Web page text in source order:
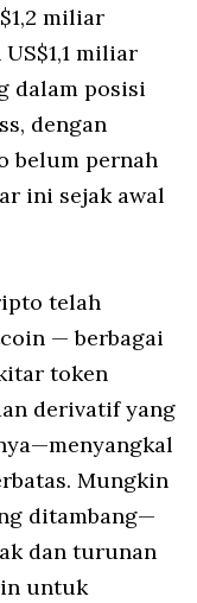
miliar
miliar
dalam posisi
dengan
belum pernah
ini sejak awal
telah
— berbagai
token
derivatif yang
Mungkin
ditambang—
dan turunan
untuk